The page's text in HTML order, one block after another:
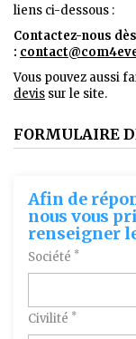
liens ci-dessous :
Contactez-nous
:
Vous pouvez aussi
devis sur le site.
FORMULAIRE
Afin de
nous vous
renseigner
Société *
Civilité *